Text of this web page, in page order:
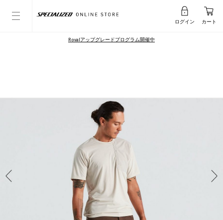
ログイン カート
Rovalアップグレードプログラム開催中